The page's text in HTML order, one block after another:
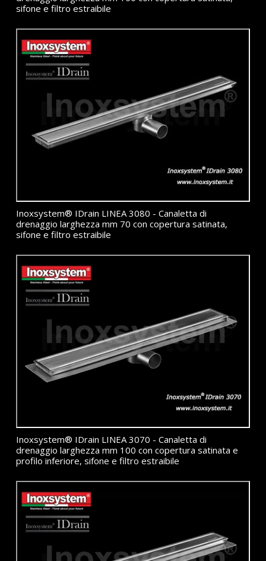
sifone e filtro estraibile
Inoxsystem® IDrain LINEA 3080 - Canaletta di
drenaggio larghezza mm 70 con copertura satinata,
sifone e filtro estraibile
Inoxsystem® IDrain LINEA 3070 - Canaletta di
drenaggio larghezza mm 100 con copertura satinata e
profilo inferiore, sifone e filtro estraibile